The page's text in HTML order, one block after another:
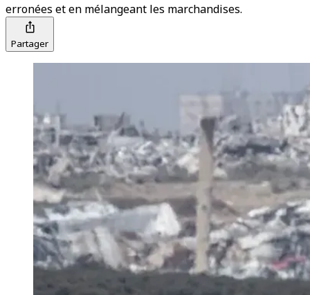
erronées et en mélangeant les marchandises.
Partager